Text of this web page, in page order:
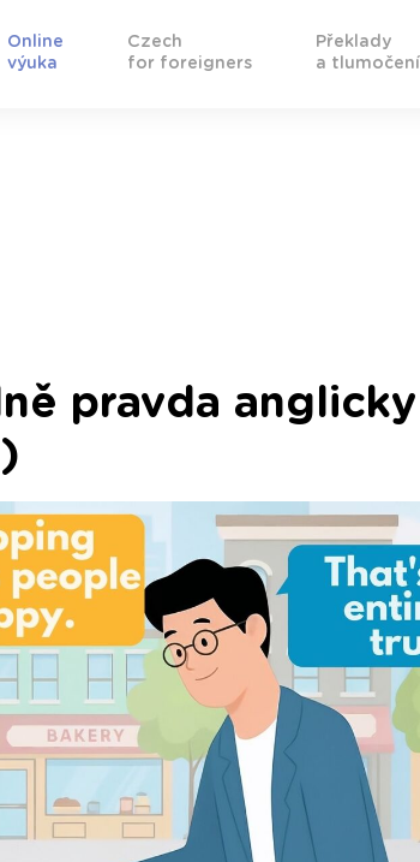
Online
výuka
Czech
for foreigners
Překlady
a tlumočení
pravda anglicky